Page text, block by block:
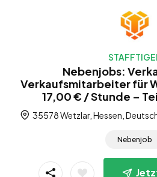
Nebenjobs:
Verkaufsmitarbeiter für
17,00 € / Stunde –
35578 Wetzlar, Hessen,
Nebenjob